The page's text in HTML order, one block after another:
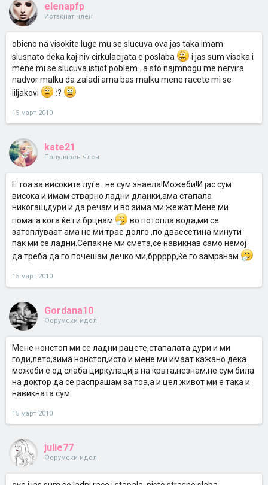
elenapfp
Истакнат член
obicno na visokite luge mu se slucuva ova jas taka imam
slusnato deka kaj niv cirkulacijata e poslaba
i jas sum visoka i
mene mi se slucuva istiot poblem.. a sto najmnogu me nervira
nadvor malku da zaladi ama bas malku mene racete mi se
liljakovi
:?
15 март 2010
kate21
Популарен член
Е тоа за високите луѓе...не сум знаела!Можеби!И јас сум
висока и имам стварно ладни дланки,ама стапала
никогаш,дури и да речам и во зима ми жежат.Мене ми
помага кога ќе ги брцнам
во потопла вода,ми се
затоплуваат ама не ми трае долго ,по дваесетина минути
пак ми се ладни.Сепак не ми смета,се навикнав само немој
да треба да го почешам дечко ми,бррррр,ќе го замрзнам
15 март 2010
Gordana10
Форумски идол
Мене нонстоп ми се ладни рацете,стапалата дури и ми
годи,лето,зима нонстоп,исто и мене ми имаат кажано дека
можеби е од слаба циркулација на крвта,незнам,не сум била
на доктор да се распрашам за тоа,а и цел живот ми е така и
навикната сум.
15 март 2010
julie77
Форумски идол